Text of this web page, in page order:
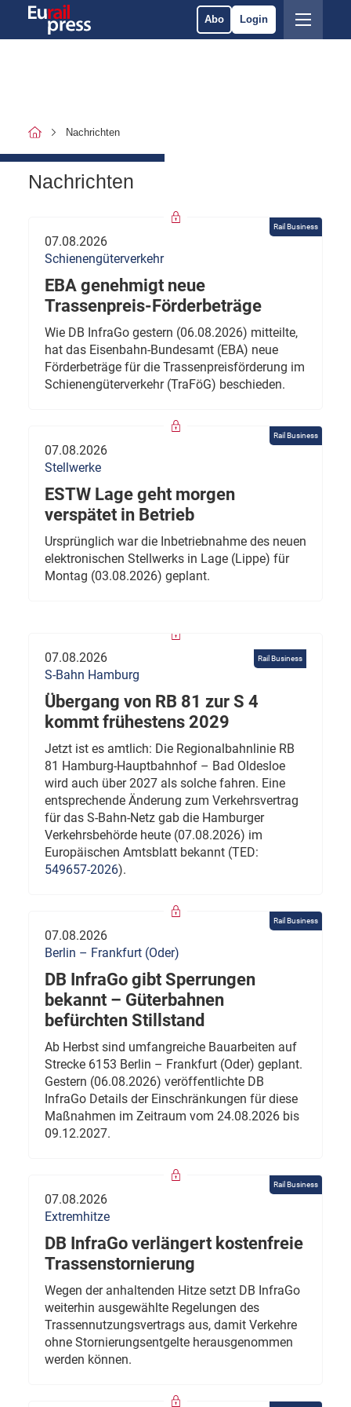
Abo Login
Nachrichten
Nachrichten
Rail Business
07.08.2026
Schienengüterverkehr
EBA genehmigt neue
Trassenpreis-Förderbeträge
Wie DB InfraGo gestern (06.08.2026) mitteilte,
hat das Eisenbahn-Bundesamt (EBA) neue
Förderbeträge für die Trassenpreisförderung im
Schienengüterverkehr (TraFöG) beschieden.
Rail Business
07.08.2026
Stellwerke
ESTW Lage geht morgen
verspätet in Betrieb
Ursprünglich war die Inbetriebnahme des neuen
elektronischen Stellwerks in Lage (Lippe) für
Montag (03.08.2026) geplant.
Rail Business
07.08.2026
S-Bahn Hamburg
Übergang von RB 81 zur S 4
kommt frühestens 2029
Jetzt ist es amtlich: Die Regionalbahnlinie RB
81 Hamburg-Hauptbahnhof – Bad Oldesloe
wird auch über 2027 als solche fahren. Eine
entsprechende Änderung zum Verkehrsvertrag
für das S-Bahn-Netz gab die Hamburger
Verkehrsbehörde heute (07.08.2026) im
Europäischen Amtsblatt bekannt (TED:
549657-2026).
Rail Business
07.08.2026
Berlin – Frankfurt (Oder)
DB InfraGo gibt Sperrungen
bekannt – Güterbahnen
befürchten Stillstand
Ab Herbst sind umfangreiche Bauarbeiten auf
Strecke 6153 Berlin – Frankfurt (Oder) geplant.
Gestern (06.08.2026) veröffentlichte DB
InfraGo Details der Einschränkungen für diese
Maßnahmen im Zeitraum vom 24.08.2026 bis
09.12.2027.
Rail Business
07.08.2026
Extremhitze
DB InfraGo verlängert kostenfreie
Trassenstornierung
Wegen der anhaltenden Hitze setzt DB InfraGo
weiterhin ausgewählte Regelungen des
Trassennutzungsvertrags aus, damit Verkehre
ohne Stornierungsentgelte herausgenommen
werden können.